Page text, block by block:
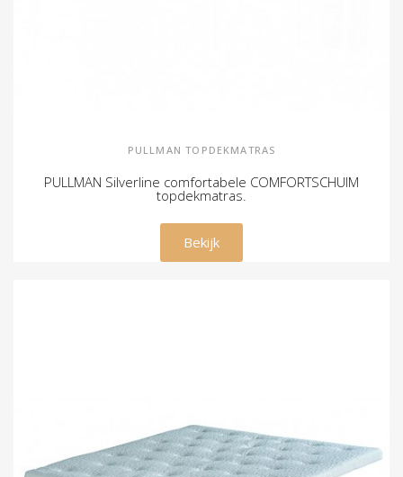
PULLMAN TOPDEKMATRAS
PULLMAN Silverline comfortabele COMFORTSCHUIM
topdekmatras.
€ 359,00
Bekijk